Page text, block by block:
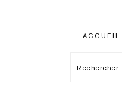
ACCUEIL
Rechercher